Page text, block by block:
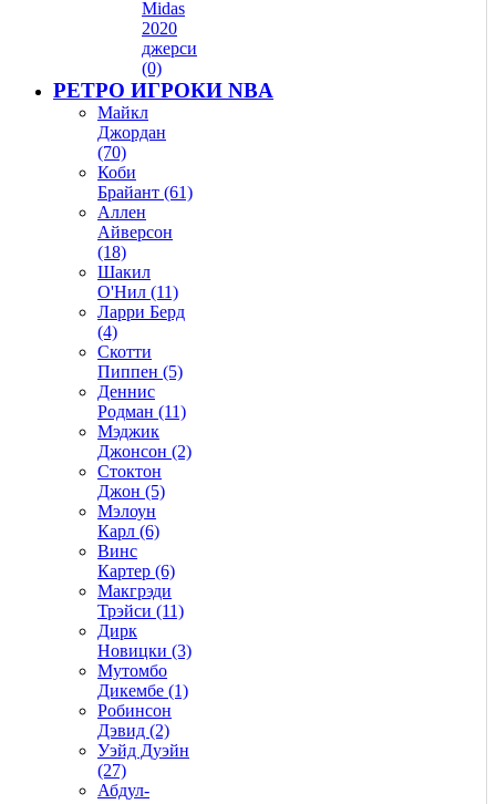
Midas
2020
джерси
(0)
РЕТРО ИГРОКИ NBA
Майкл
Джордан
(70)
Коби
Брайант (61)
Аллен
Айверсон
(18)
Шакил
О'Нил (11)
Ларри Берд
(4)
Скотти
Пиппен (5)
Деннис
Родман (11)
Мэджик
Джонсон (2)
Стоктон
Джон (5)
Мэлоун
Карл (6)
Винс
Картер (6)
Макгрэди
Трэйси (11)
Дирк
Новицки (3)
Мутомбо
Дикембе (1)
Робинсон
Дэвид (2)
Уэйд Дуэйн
(27)
Абдул-